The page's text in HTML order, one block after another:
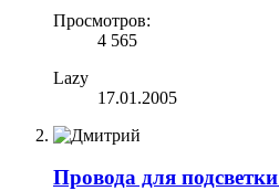
Просмотров:
4 565
Lazy
17.01.2005
Провода для